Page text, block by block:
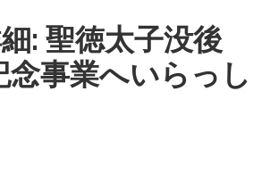
: 聖徳太子没後
念事業へいらっし